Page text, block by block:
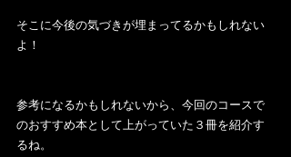
そこに今後の気づきが埋まってるかもしれない
よ！
参考になるかもしれないから、今回のコースで
のおすすめ本として上がっていた３冊を紹介す
るね。